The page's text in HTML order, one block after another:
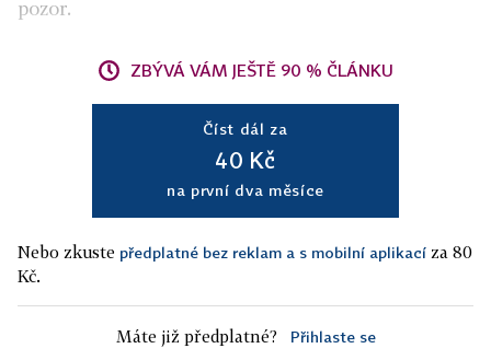
pozor.
ZBÝVÁ VÁM JEŠTĚ 90 % ČLÁNKU
Číst dál za
40 Kč
na první dva měsíce
Nebo zkuste předplatné bez reklam a s mobilní aplikací za 80
Kč.
Máte již předplatné? Přihlaste se